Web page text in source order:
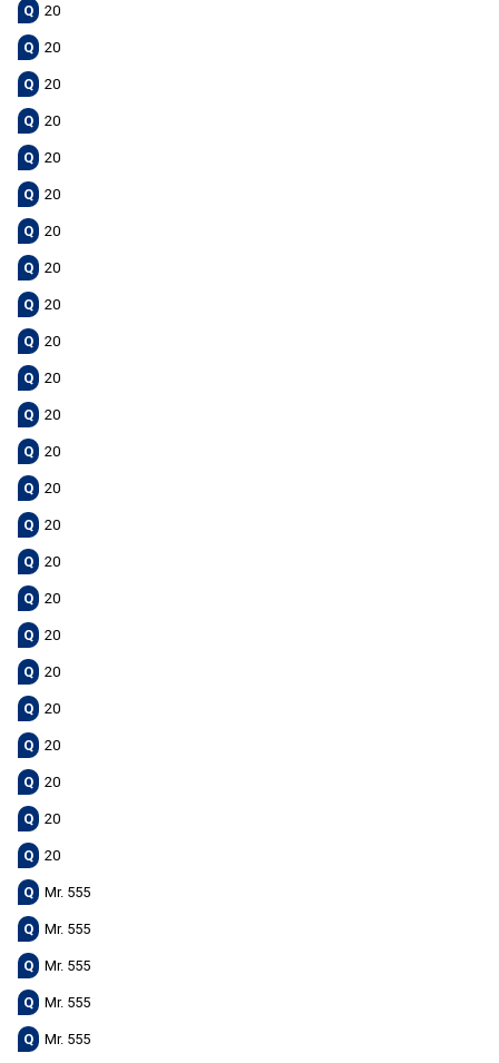
Q 20
Q 20
Q 20
Q 20
Q 20
Q 20
Q 20
Q 20
Q 20
Q 20
Q 20
Q 20
Q 20
Q 20
Q 20
Q 20
Q 20
Q 20
Q 20
Q 20
Q 20
Q 20
Q 20
Q 20
Q Mr. 555
Q Mr. 555
Q Mr. 555
Q Mr. 555
Q Mr. 555